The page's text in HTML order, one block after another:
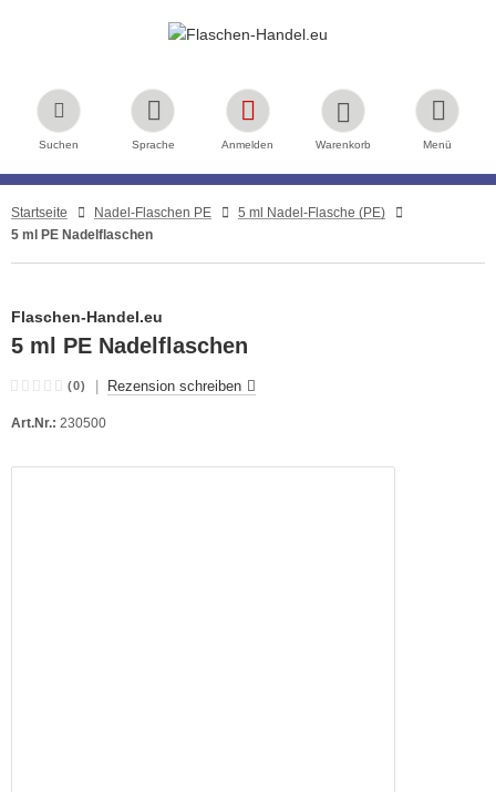
Suchen Sprache Anmelden Warenkorb Menü
Startseite Nadel-Flaschen PE
5 ml Nadel-Flasche (PE)
5 ml PE Nadelflaschen
Flaschen-Handel.eu
5 ml PE Nadelflaschen
(0) Rezension schreiben
Art.Nr.: 230500